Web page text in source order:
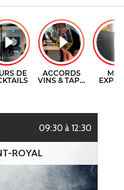
DE VIN
09:30 à 12:30
ROYAL